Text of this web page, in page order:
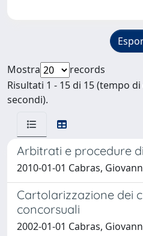
Mostra
records
Risultati 1 - 15 di 15 (tempo
secondi).
Arbitrati e procedure
2010-01-01 Cabras,
Cartolarizzazione dei
concorsuali
2002-01-01 Cabras,